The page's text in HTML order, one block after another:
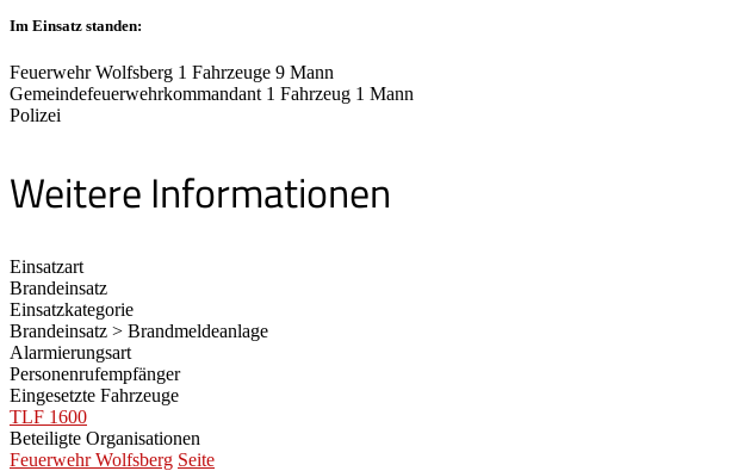
Im Einsatz standen:
Feuerwehr Wolfsberg 1 Fahrzeuge 9 Mann
Gemeindefeuerwehrkommandant 1 Fahrzeug 1 Mann
Polizei
Weitere Informationen
Einsatzart
Brandeinsatz
Einsatzkategorie
Brandeinsatz > Brandmeldeanlage
Alarmierungsart
Personenrufempfänger
Eingesetzte Fahrzeuge
TLF 1600
Beteiligte Organisationen
Feuerwehr Wolfsberg Seite